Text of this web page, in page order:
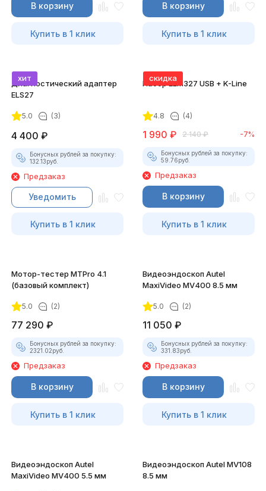
В корзину
Купить в 1 клик
В корзину
Купить в 1 клик
хит
Диагностический адаптер
ELS27
5.0 (3)
4 400 ₽
Бонусных рублей за покупку:
132.13руб.
Предзаказ
Уведомить
Купить в 1 клик
скидка
Набор ELM327 USB + K-Line
4.8 (4)
1 990 ₽ 2 140 ₽ -7%
Бонусных рублей за покупку:
59.76руб.
Предзаказ
В корзину
Купить в 1 клик
Мотор-тестер MTPro 4.1
(базовый комплект)
5.0 (2)
77 290 ₽
Бонусных рублей за покупку:
2321.02руб.
Предзаказ
В корзину
Купить в 1 клик
Видеоэндоскоп Autel
MaxiVideo MV400 8.5 мм
5.0 (2)
11 050 ₽
Бонусных рублей за покупку:
331.83руб.
Предзаказ
В корзину
Купить в 1 клик
Видеоэндоскоп Autel
MaxiVideo MV400 5.5 мм
Видеоэндоскоп Autel MV108
8.5 мм